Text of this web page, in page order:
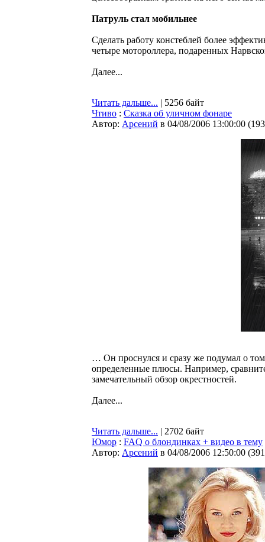
Патруль стал мобильнее
Сделать работу констеблей более
четыре мотороллера, подаренных
Далее...
Читать дальше... | 5256 байт
Чтиво : Сказка об уличном фонаре
Автор: Арсений в 04/08/2006 13:00:00 (
… Он проснулся и сразу же подумал о
определенные плюсы. Например,
замечательный обзор окрестностей.
Далее...
Читать дальше... | 2702 байт
Юмор : FAQ о блондинках + видео в тему
Автор: Арсений в 04/08/2006 12:50:00 (